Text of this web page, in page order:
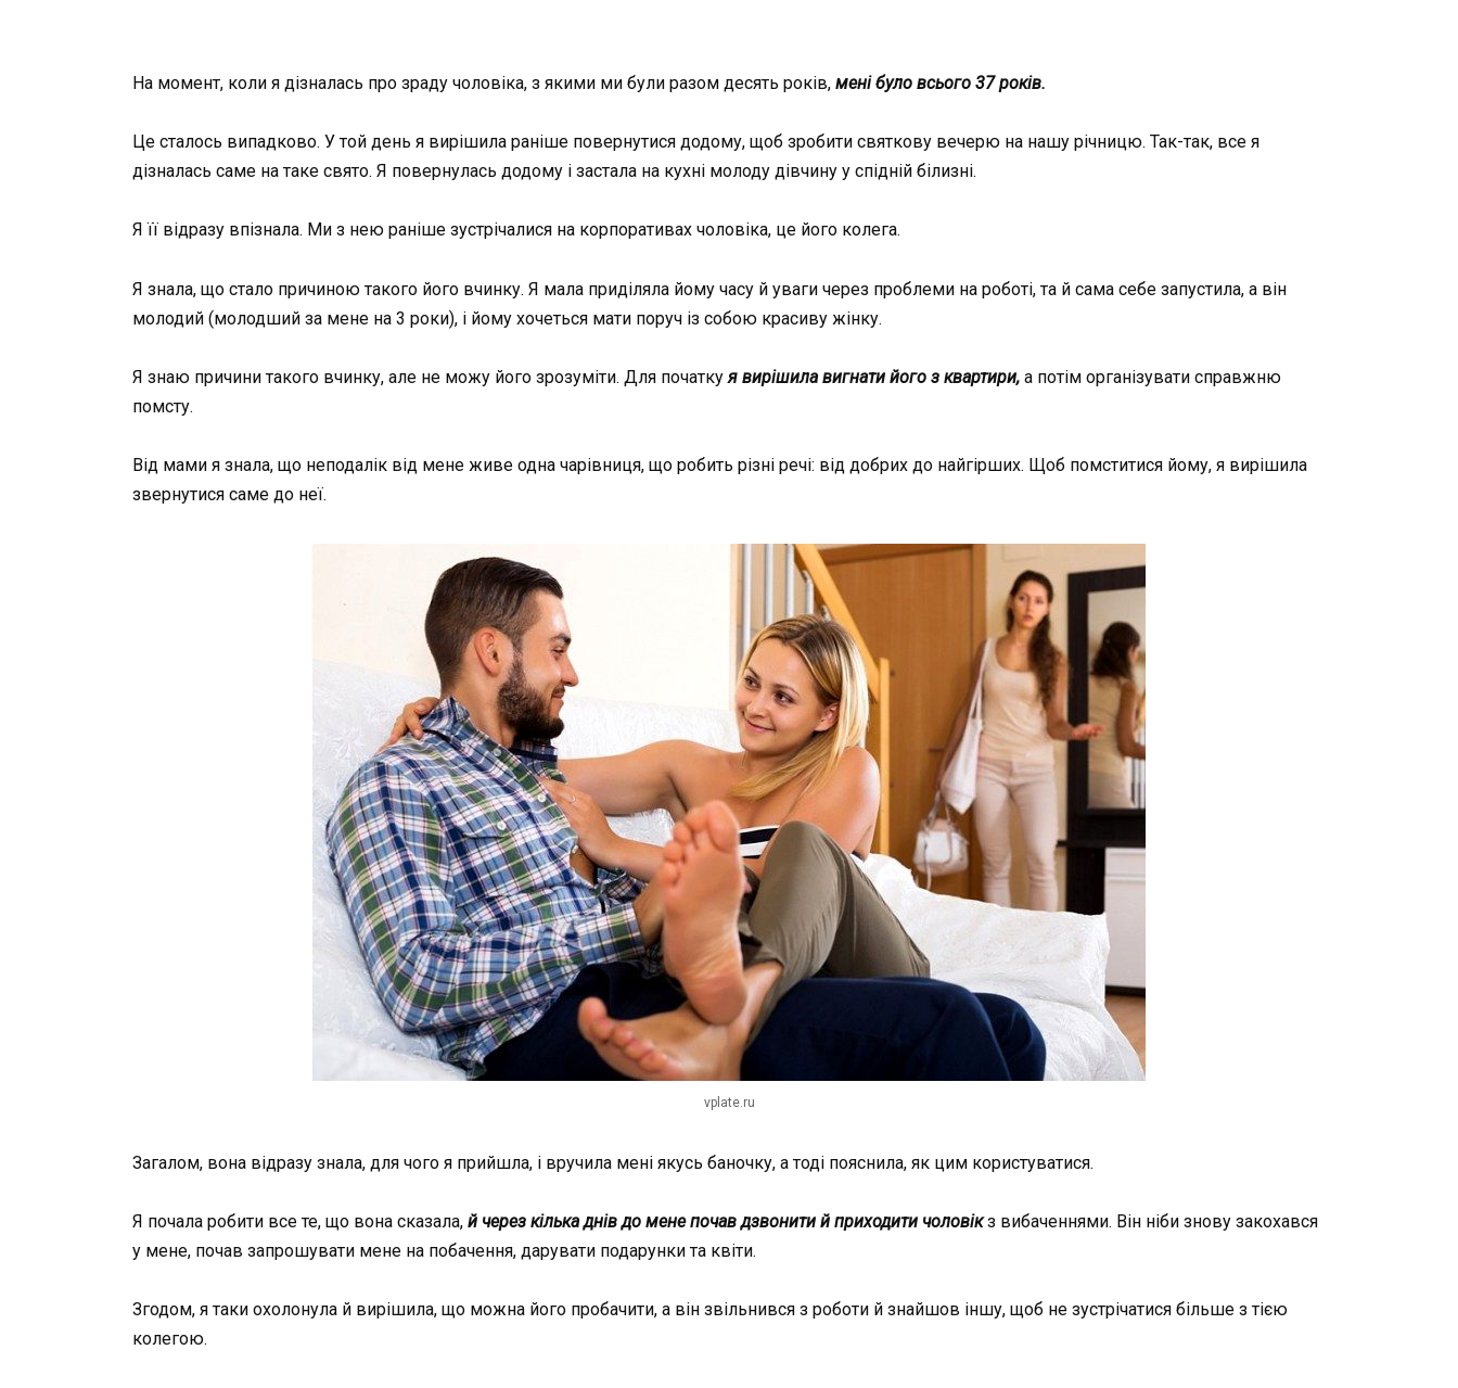
На момент, коли я дізналась про зраду чоловіка, з якими ми були разом десять років, мені було всього 37 років.
Це сталось випадково. У той день я вирішила раніше повернутися додому, щоб зробити святкову вечерю на нашу річницю. Так-так, все я
дізналась саме на таке свято. Я повернулась додому і застала на кухні молоду дівчину у спідній білизні.
Я її відразу впізнала. Ми з нею раніше зустрічалися на корпоративах чоловіка, це його колега.
Я знала, що стало причиною такого його вчинку. Я мала приділяла йому часу й уваги через проблеми на роботі, та й сама себе запустила, а він
молодий (молодший за мене на 3 роки), і йому хочеться мати поруч із собою красиву жінку.
Я знаю причини такого вчинку, але не можу його зрозуміти. Для початку я вирішила вигнати його з квартири, а потім організувати справжню
помсту.
Від мами я знала, що неподалік від мене живе одна чарівниця, що робить різні речі: від добрих до найгірших. Щоб помститися йому, я вирішила
звернутися саме до неї.
vplate.ru
Загалом, вона відразу знала, для чого я прийшла, і вручила мені якусь баночку, а тоді пояснила, як цим користуватися.
Я почала робити все те, що вона сказала, й через кілька днів до мене почав дзвонити й приходити чоловікз вибаченнями. Він ніби знову закохався
у мене, почав запрошувати мене на побачення, дарувати подарунки та квіти.
Згодом, я таки охолонула й вирішила, що можна його пробачити, а він звільнився з роботи й знайшов іншу, щоб не зустрічатися більше з тією
колегою.